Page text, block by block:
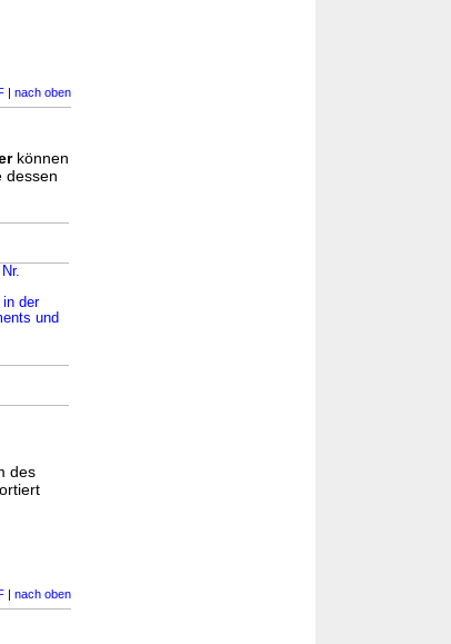
| nach oben
können
dessen
der
und
des
| nach oben